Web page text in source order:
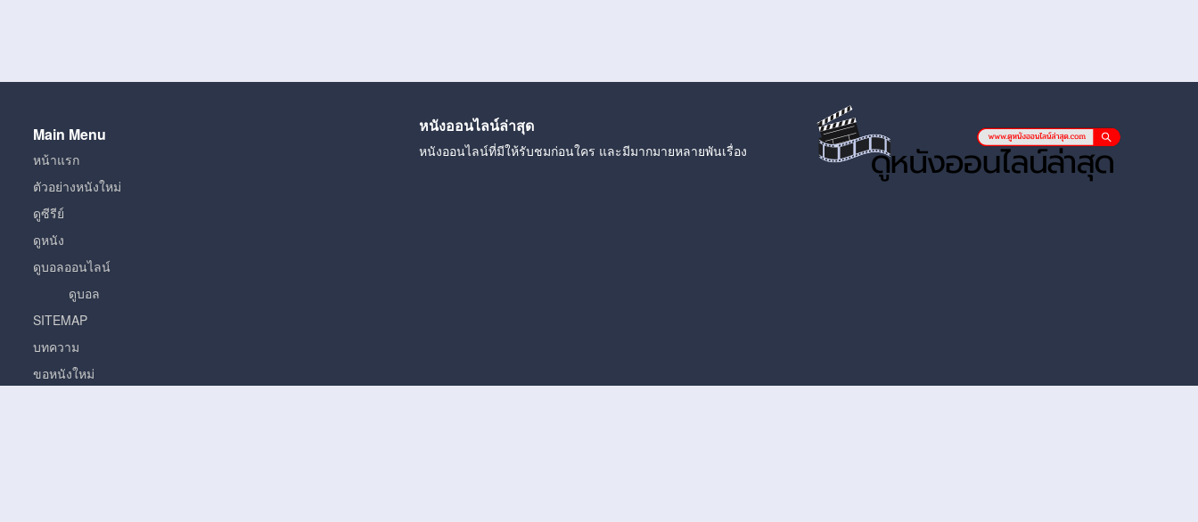
Main Menu
หน้าแรก
ตัวอย่างหนังใหม่
ดูซีรีย์
ดูหนัง
ดูบอลออนไลน์
ดูบอล
SITEMAP
บทความ
ขอหนังใหม่
หนังออนไลน์ล่าสุด
หนังออนไลน์ที่มีให้รับชมก่อนใคร และมีมากมายหลายพันเรื่อง